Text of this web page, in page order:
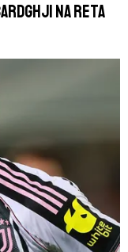
na reta